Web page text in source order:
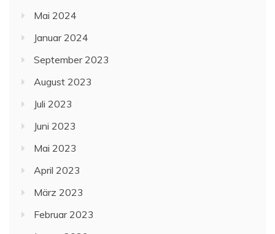
Mai 2024
Januar 2024
September 2023
August 2023
Juli 2023
Juni 2023
Mai 2023
April 2023
März 2023
Februar 2023